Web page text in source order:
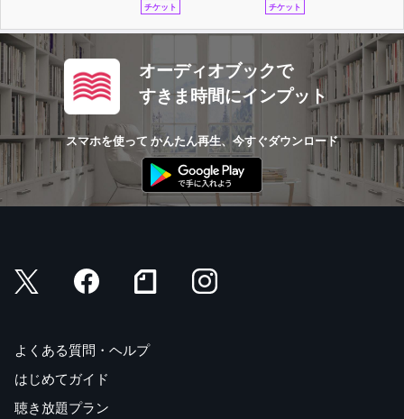
チケット チケット
オーディオブックで
すきま時間にインプット
スマホを使って かんたん再生、今すぐダウンロード
よくある質問・ヘルプ
はじめてガイド
聴き放題プラン